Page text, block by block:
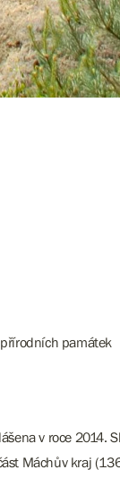
památek
v roce 2014.
Máchův kraj